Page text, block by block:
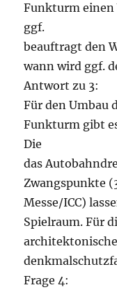
Funkturm einen
ggf.
beauftragt den
wann wird ggf.
Antwort zu 3:
Für den Umbau
Funkturm gibt
Die
das
Zwangspunkte
Messe/ICC)
Spielraum. Für
Frage 4: